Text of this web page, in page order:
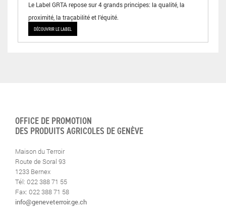
Le Label GRTA repose sur 4 grands principes: la qualité, la
proximité, la traçabilité et l’équité.
DÉCOUVRIR LE LABEL
OFFICE DE PROMOTION
DES PRODUITS AGRICOLES DE GENÈVE
Maison du Terroir
Route de Soral 93
1233 Bernex
Tél: 022 388 71 55
Fax: 022 388 71 58
info@geneveterroir.ge.ch